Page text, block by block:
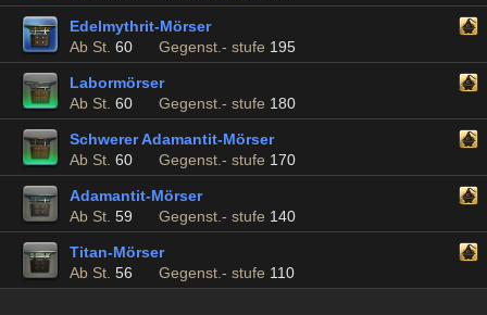
Edelmythrit-Mörser
Ab St. 60 Gegenst.- stufe 195
Labormörser
Ab St. 60 Gegenst.- stufe 180
Schwerer Adamantit-Mörser
Ab St. 60 Gegenst.- stufe 170
Adamantit-Mörser
Ab St. 59 Gegenst.- stufe 140
Titan-Mörser
Ab St. 56 Gegenst.- stufe 110